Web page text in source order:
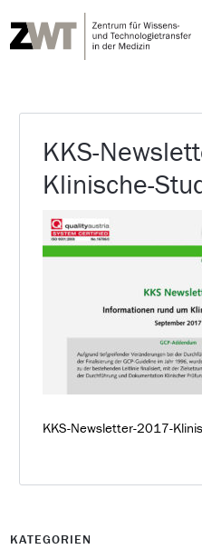
KKS-
Klinische-
KKS-Newsletter-2017-
KATEGORIEN